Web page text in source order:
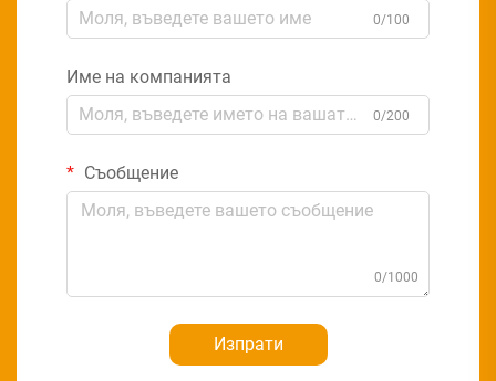
0/100
Име на компанията
0/200
Съобщение
0/1000
Изпрати